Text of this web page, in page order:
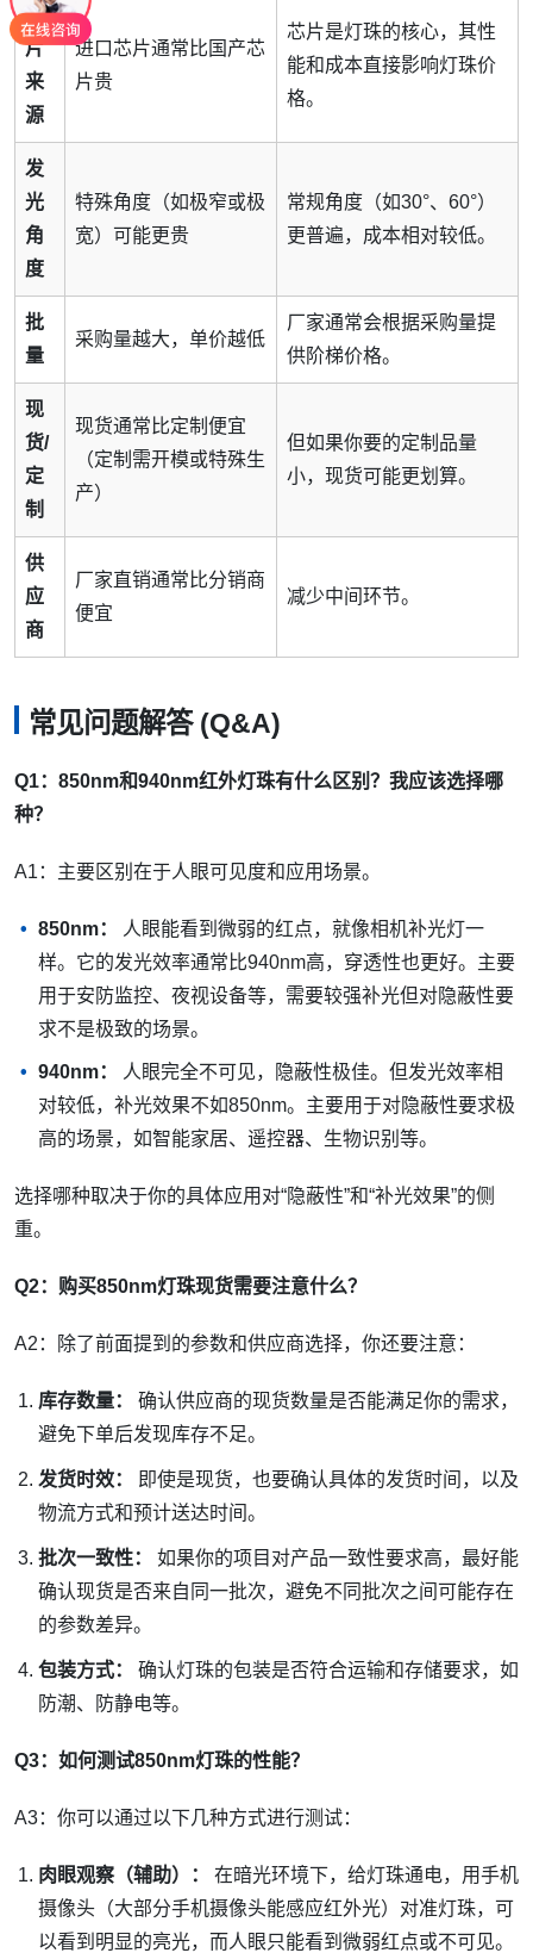
芯
片
来
源
进口芯片通常比国产芯
片贵
芯片是灯珠的核心，其性
能和成本直接影响灯珠价
格。
发
光
角
度
特殊角度（如极窄或极
宽）可能更贵
常规角度（如30°、60°）
更普遍，成本相对较低。
批
量
采购量越大，单价越低
厂家通常会根据采购量提
供阶梯价格。
现
货/
定
制
现货通常比定制便宜
（定制需开模或特殊生
产）
但如果你要的定制品量
小，现货可能更划算。
供
应
商
厂家直销通常比分销商
便宜
减少中间环节。
常见问题解答 (Q&A)
Q1：850nm和940nm红外灯珠有什么区别？我应该选择哪
种？
A1：主要区别在于人眼可见度和应用场景。
850nm：
人眼能看到微弱的红点，就像相机补光灯一
样。它的发光效率通常比940nm高，穿透性也更好。主要
用于安防监控、夜视设备等，需要较强补光但对隐蔽性要
求不是极致的场景。
940nm：
人眼完全不可见，隐蔽性极佳。但发光效率相
对较低，补光效果不如850nm。主要用于对隐蔽性要求极
高的场景，如智能家居、遥控器、生物识别等。
选择哪种取决于你的具体应用对“隐蔽性”和“补光效果”的侧
重。
Q2：购买850nm灯珠现货需要注意什么？
A2：除了前面提到的参数和供应商选择，你还要注意：
库存数量：
确认供应商的现货数量是否能满足你的需求，
避免下单后发现库存不足。
发货时效：
即使是现货，也要确认具体的发货时间，以及
物流方式和预计送达时间。
批次一致性：
如果你的项目对产品一致性要求高，最好能
确认现货是否来自同一批次，避免不同批次之间可能存在
的参数差异。
包装方式：
确认灯珠的包装是否符合运输和存储要求，如
防潮、防静电等。
Q3：如何测试850nm灯珠的性能？
A3：你可以通过以下几种方式进行测试：
肉眼观察（辅助）：
在暗光环境下，给灯珠通电，用手机
摄像头（大部分手机摄像头能感应红外光）对准灯珠，可
以看到明显的亮光，而人眼只能看到微弱红点或不可见。